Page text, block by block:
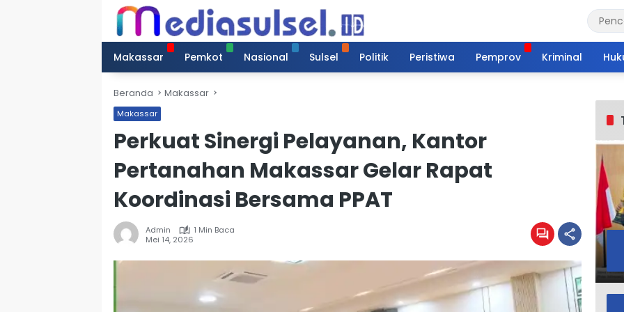
Makassar
Pemkot Nasional Sulsel Politik Peristiwa Pemprov Kriminal
Beranda Makassar
Makassar
Perkuat Sinergi Pelayanan, Kantor
Pertanahan Makassar Gelar Rapat
Koordinasi Bersama PPAT
Admin
1 Min Baca
Mei 14, 2026